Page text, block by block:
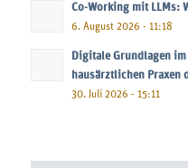
Co-Working mit LLMs:
6. August 2026 - 11:18
Digitale Grundlagen
hausärztlichen Praxen
30. Juli 2026 - 15:11